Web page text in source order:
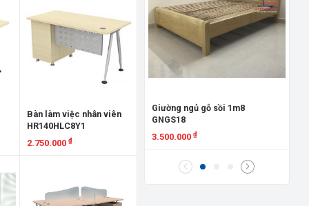
Bàn làm việc nhân viên
HR140HLC8Y1
2.750.000₫
Giường ngủ gỗ sồi 1m8
GNGS18
3.500.000₫